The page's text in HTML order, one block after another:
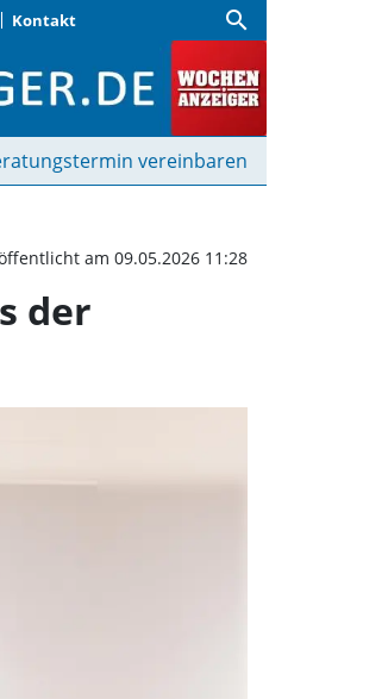
Kontakt search
vereinbaren
am 09.05.2026 11:28
der